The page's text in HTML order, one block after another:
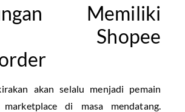
Memiliki
Shopee
akan selalu menjadi pemain
di masa mendatang.